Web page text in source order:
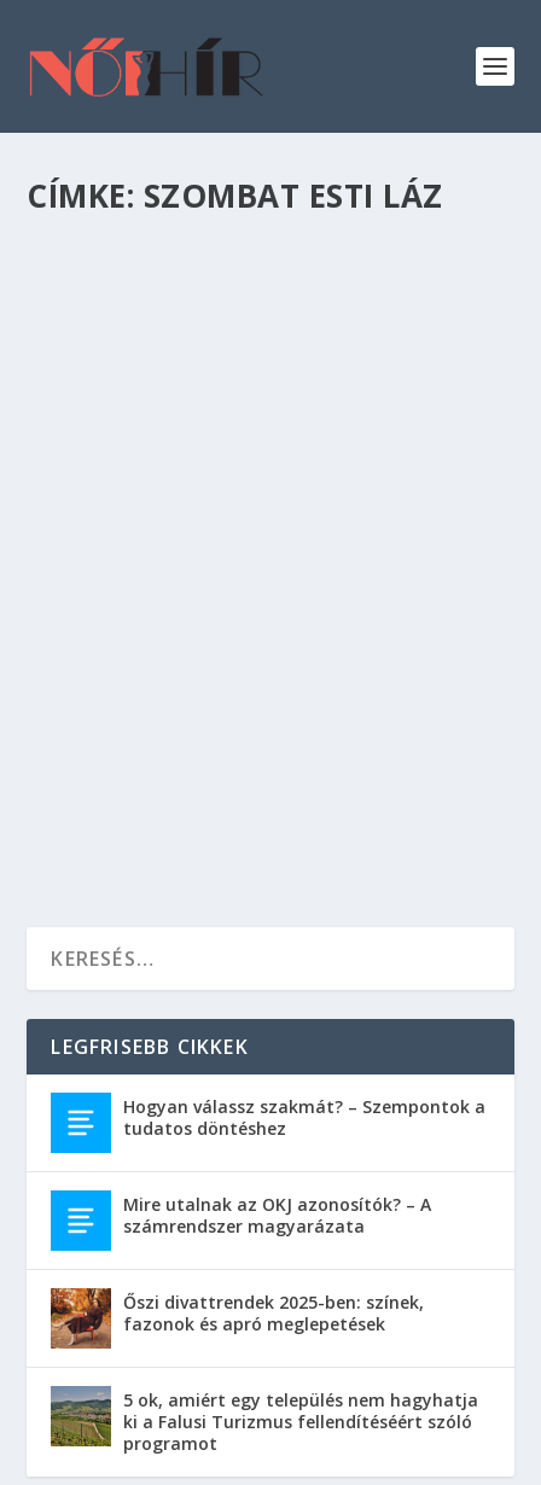
CÍMKE: SZOMBAT ESTI LÁZ
LEGFRISEBB CIKKEK
Hogyan válassz szakmát? – Szempontok a
tudatos döntéshez
Mire utalnak az OKJ azonosítók? – A
számrendszer magyarázata
Őszi divattrendek 2025-ben: színek,
fazonok és apró meglepetések
5 ok, amiért egy település nem hagyhatja
ki a Falusi Turizmus fellendítéséért szóló
programot